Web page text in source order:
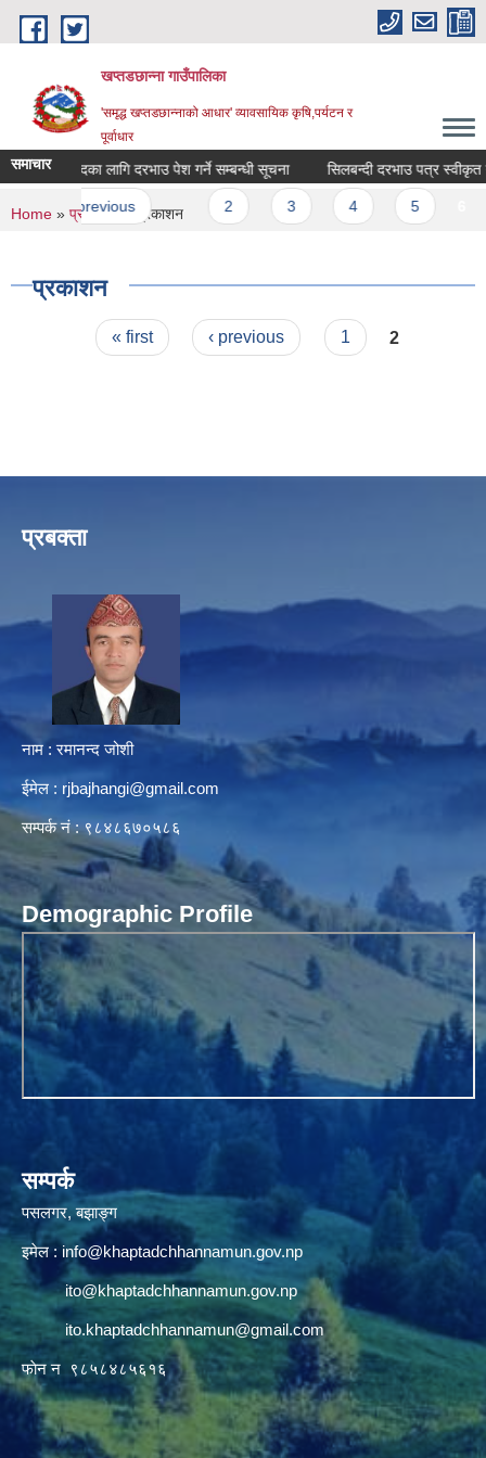
Skip to main content
खप्तडछान्ना गाउँपालिका
'समृद्ध खप्तडछान्नाको आधार' व्यावसायिक कृषि,पर्यटन र
पूर्वाधार
समाचारखरिदका लागि दरभाउ पेश गर्ने सम्बन्धी सूचना सिलबन्दी दरभाउ पत्र स्वीकृत
‹ previous …
You are here
Home » प्रतिवेदन» प्रकाशन
प्रकाशन
Pages« first ‹ previous 1 2
प्रबक्ता
नाम : रमानन्द जोशी
ईमेल : rjbajhangi@gmail.com
सम्पर्क नं : ९८४८६७०५८६
Demographic Profile
सम्पर्क
पसलगर, बझाङ्ग
इमेल : info@khaptadchhannamun.gov.np
ito@khaptadchhannamun.gov.np
ito.khaptadchhannamun@gmail.com
फाेन न‌‍‍ ९८५८४८५६१६